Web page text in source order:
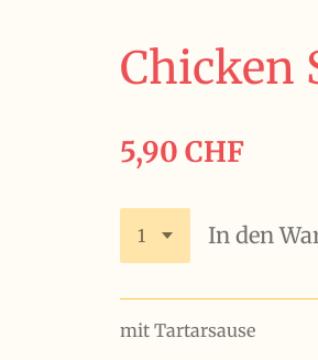
Chicken
5,90 CHF
In den
mit Tartarsause